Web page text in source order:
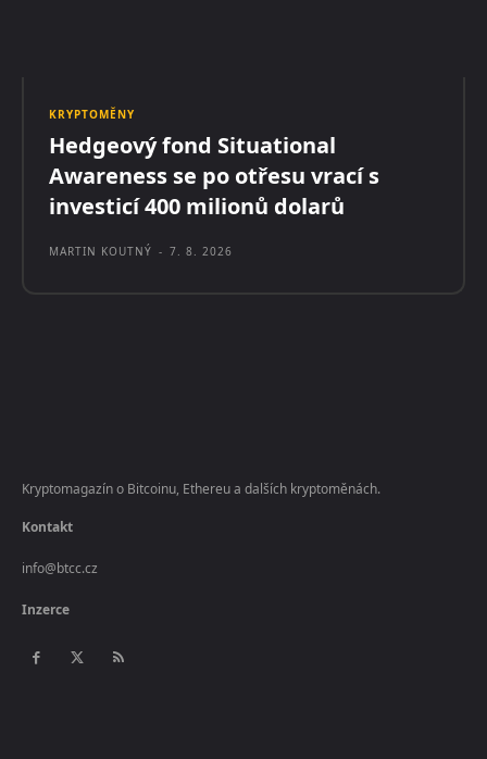
KRYPTOMĚNY
Hedgeový fond Situational
Awareness se po otřesu vrací s
investicí 400 milionů dolarů
MARTIN KOUTNÝ - 7. 8. 2026
Kryptomagazín o Bitcoinu, Ethereu a dalších kryptoměnách.
Kontakt
info@btcc.cz
Inzerce